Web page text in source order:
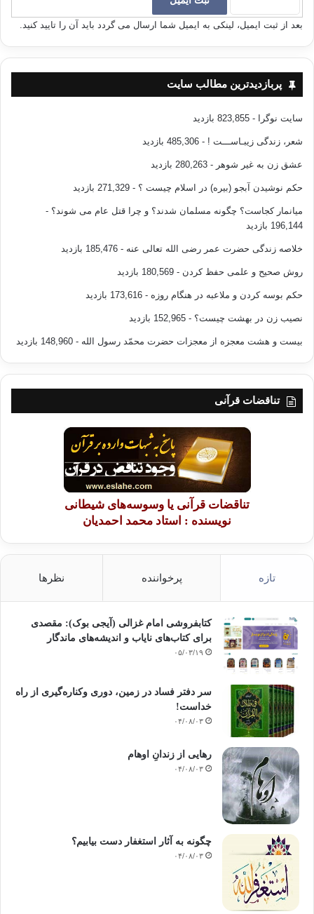
بعد از ثبت ایمیل، لینکی به ایمیل شما ارسال می گردد باید آن را تایید کنید.
پربازدیدترین مطالب سایت
سایت نوگرا - 823,855 بازدید
شعر، زندگی زیبـاســـت ! - 485,306 بازدید
عشق زن به غیر شوهر - 280,263 بازدید
حکم نوشیدن آبجو (بیره) در اسلام چیست ؟ - 271,329 بازدید
میانمار کجاست؟ چگونه مسلمان شدند؟ و چرا قتل عام می شوند؟ -
196,144 بازدید
خلاصه زندگی حضرت عمر رضی الله تعالی عنه - 185,476 بازدید
روش صحیح و علمی حفظ کردن - 180,569 بازدید
حکم بوسه کردن و ملاعبه در هنگام روزه - 173,616 بازدید
نصیب زن در بهشت چیست؟ - 152,965 بازدید
بیست و هشت معجزه از معجزات حضرت محمّد رسول الله - 148,960 بازدید
تناقضات قرآنی
تناقضات قرآنی یا وسوسه‌های شیطانی
نویسنده : استاد محمد احمدیان
تازه پرخواننده نظرها
کتابفروشی امام غزالی (آیجی بوک): مقصدی
برای کتاب‌های نایاب و اندیشه‌های ماندگار
۰۵/۰۳/۱۹
سر دفتر فساد در زمین‌، دوری وکناره‌گیری از راه
خداست‌!
۰۴/۰۸/۰۳
رهایی از زندانِ اوهام
۰۴/۰۸/۰۳
چگونه به آثار استغفار دست بیابیم؟
۰۴/۰۸/۰۳